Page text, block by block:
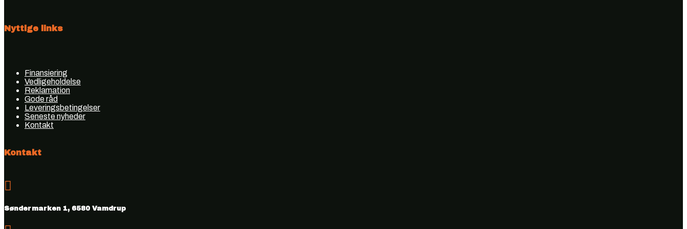
Nyttige links
Finansiering
Vedligeholdelse
Reklamation
Gode råd
Leveringsbetingelser
Seneste nyheder
Kontakt
Kontakt

Søndermarken 1, 6580 Vamdrup